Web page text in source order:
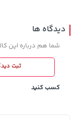
145,000 تومان
دیدگاه ها
شما هم درباره این
ثبت
کسب کنید